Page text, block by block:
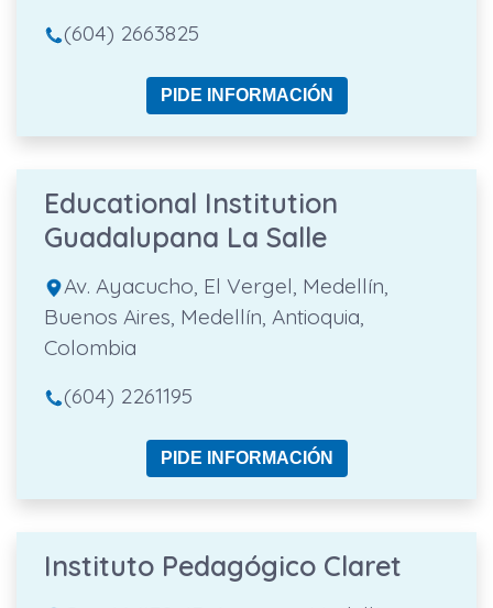
(604) 2663825
PIDE INFORMACIÓN
Educational Institution
Guadalupana La Salle
Av. Ayacucho, El Vergel, Medellín,
Buenos Aires, Medellín, Antioquia,
Colombia
(604) 2261195
PIDE INFORMACIÓN
Instituto Pedagógico Claret